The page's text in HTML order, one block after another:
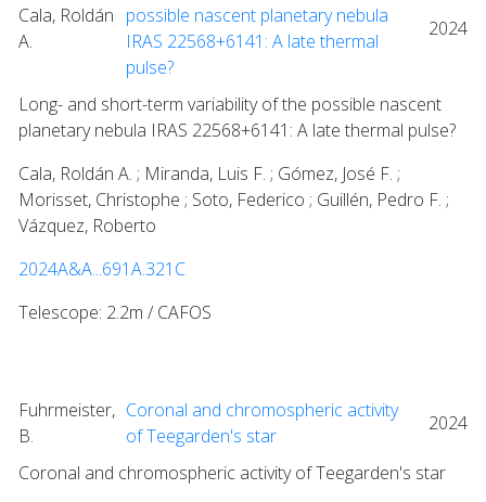
Cala, Roldán
A.
possible nascent planetary nebula
IRAS 22568+6141: A late thermal
pulse?
2024
Long- and short-term variability of the possible nascent
planetary nebula IRAS 22568+6141: A late thermal pulse?
Cala, Roldán A. ; Miranda, Luis F. ; Gómez, José F. ;
Morisset, Christophe ; Soto, Federico ; Guillén, Pedro F. ;
Vázquez, Roberto
2024A&A...691A.321C
Telescope: 2.2m / CAFOS
Fuhrmeister,
B.
Coronal and chromospheric activity
of Teegarden's star
2024
Coronal and chromospheric activity of Teegarden's star